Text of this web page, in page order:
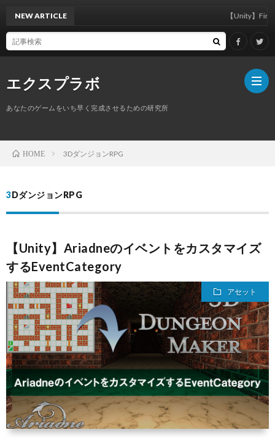
エクスプラボ
あなたのゲームをいち早く完成させるための研究所
ム
ロ
フ
ィ
ー
ル
サ
ー
ビ
ス
内
で
翻
プ
NEW ARTICLE 【Unity】
HOME 3DダンジョンRPG
3DダンジョンRPG
【Unity】Ariadneのイベントをカスタマイズ
するEventCategory
アセット